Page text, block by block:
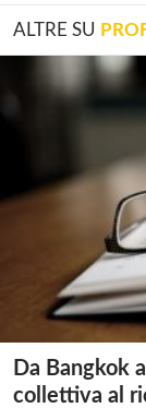
ALTRE SU
Da Bangkok
collettiva al